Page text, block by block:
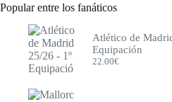
Fulham
Genoa
Getafe
Girona
Hamburgo
Inglaterra
Inter de Milán
Popular entre los fanáticos
Atlético de
Equipación
22.00€